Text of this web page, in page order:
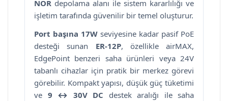
NOR depolama alanı ile sistem kararlılığı ve
işletim tarafında güvenilir bir temel oluşturur.
Port başına 17W seviyesine kadar pasif PoE
desteği sunan ER-12P, özellikle airMAX,
EdgePoint benzeri saha ürünleri veya 24V
tabanlı cihazlar için pratik bir merkez görevi
görebilir. Kompakt yapısı, düşük güç tüketimi
ve 9 ↔ 30V DC destek aralığı ile saha